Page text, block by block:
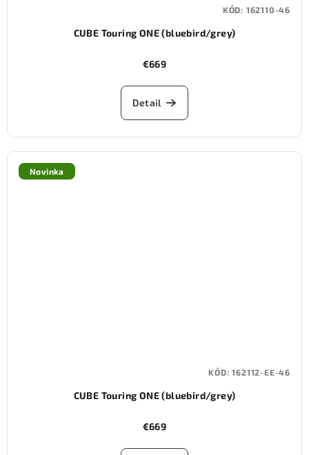
CUBE Touring ONE (bluebird/grey)
€669
Detail
KÓD: 162110-46
Novinka
CUBE Touring ONE (bluebird/grey)
€669
KÓD:162112-EE-46